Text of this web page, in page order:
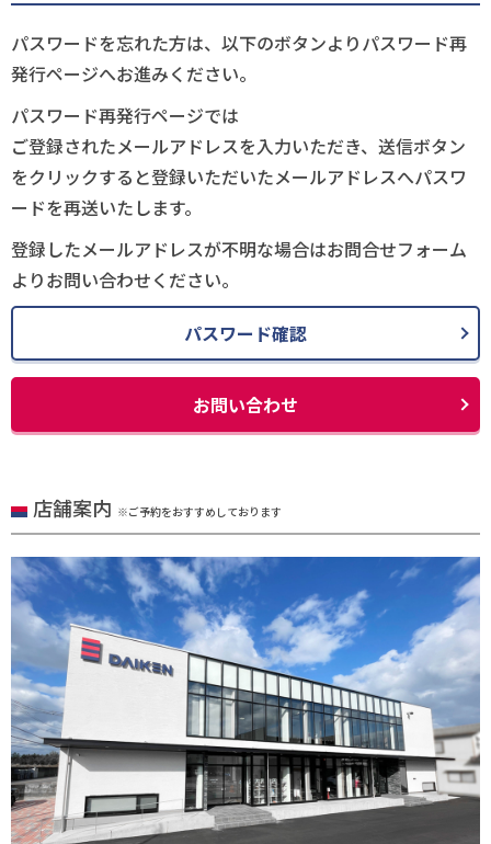
パスワードを忘れた方は、以下のボタンよりパスワード再
発行ページへお進みください。
パスワード再発行ページでは
ご登録されたメールアドレスを入力いただき、送信ボタン
をクリックすると登録いただいたメールアドレスへパスワ
ードを再送いたします。
登録したメールアドレスが不明な場合はお問合せフォーム
よりお問い合わせください。
パスワード確認
お問い合わせ
店舗案内 ※ご予約をおすすめしております